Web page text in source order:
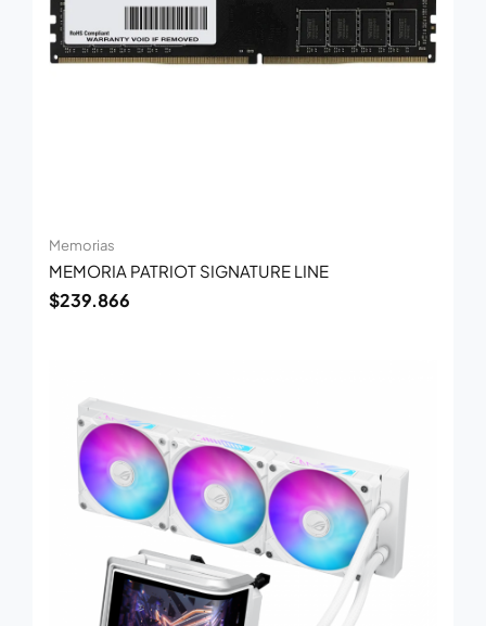
Memorias
MEMORIA PATRIOT SIGNATURE LINE
$239.866